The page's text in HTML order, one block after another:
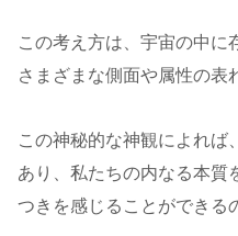
この考え方は、宇宙の中に
さまざまな側面や属性の表
この神秘的な神観によれば
あり、私たちの内なる本質
つきを感じることができる